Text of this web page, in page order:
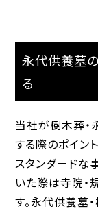
永代供養墓
る
当社が樹木葬
する際のポイン
スタンダードな
いた際は寺院・
す。永代供養墓